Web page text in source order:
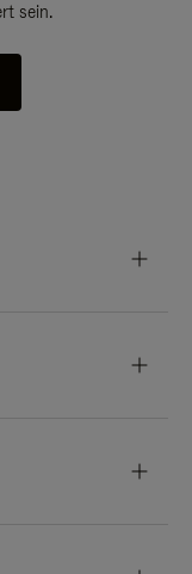
sein.